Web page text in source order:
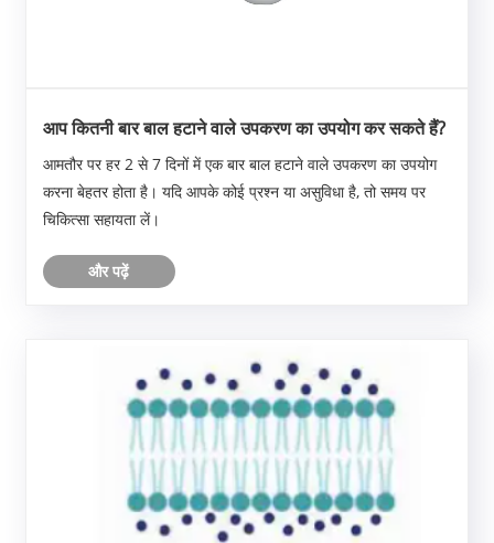
आप कितनी बार बाल हटाने वाले उपकरण का उपयोग कर सकते हैं?
आमतौर पर हर 2 से 7 दिनों में एक बार बाल हटाने वाले उपकरण का उपयोग
करना बेहतर होता है। यदि आपके कोई प्रश्न या असुविधा है, तो समय पर
चिकित्सा सहायता लें।
और पढ़ें